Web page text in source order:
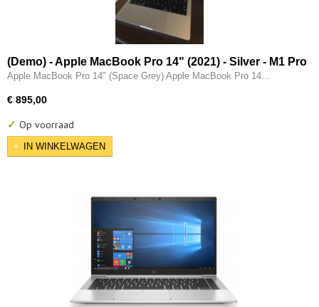
(Demo) - Apple MacBook Pro 14" (2021) - Silver - M1 Pro
(10 core) - 16GB - 512GB - 14 Core GPU - 3x Thunderbolt
Apple MacBook Pro 14" (Space Grey) Apple MacBook Pro 14…
€ 895,00
✓ Op voorraad
IN WINKELWAGEN